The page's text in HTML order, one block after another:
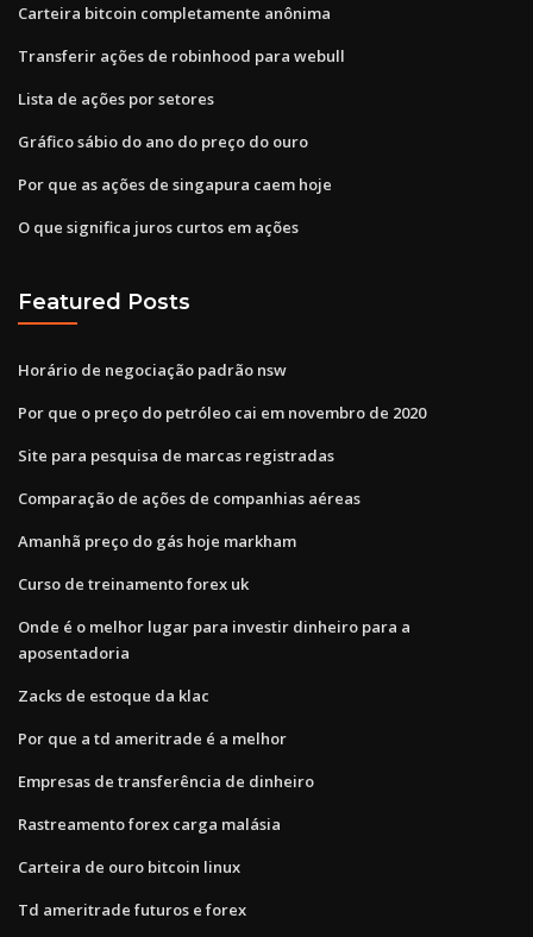
Carteira bitcoin completamente anônima
Transferir ações de robinhood para webull
Lista de ações por setores
Gráfico sábio do ano do preço do ouro
Por que as ações de singapura caem hoje
O que significa juros curtos em ações
Featured Posts
Horário de negociação padrão nsw
Por que o preço do petróleo cai em novembro de 2020
Site para pesquisa de marcas registradas
Comparação de ações de companhias aéreas
Amanhã preço do gás hoje markham
Curso de treinamento forex uk
Onde é o melhor lugar para investir dinheiro para a
aposentadoria
Zacks de estoque da klac
Por que a td ameritrade é a melhor
Empresas de transferência de dinheiro
Rastreamento forex carga malásia
Carteira de ouro bitcoin linux
Td ameritrade futuros e forex